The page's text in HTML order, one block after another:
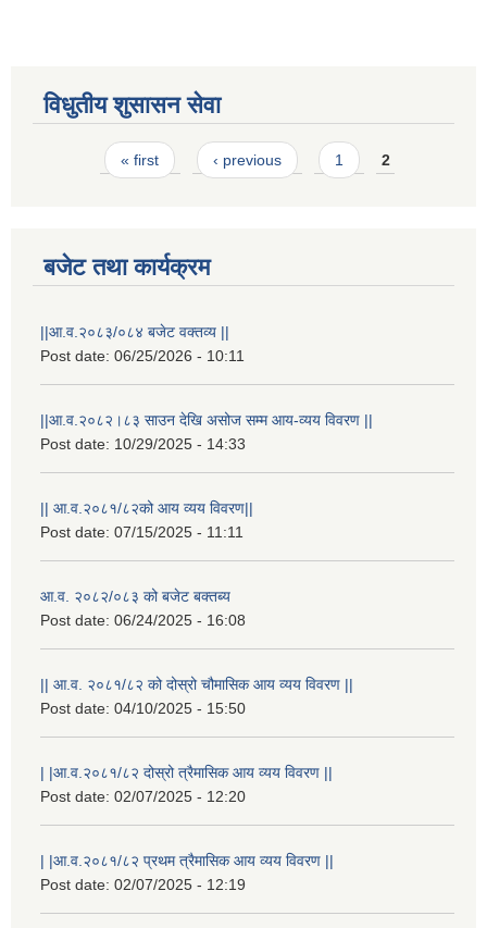
विधुतीय शुसासन सेवा
Pages« first ‹ previous 1 2
बजेट तथा कार्यक्रम
||आ.व.२०८३/०८४ बजेट वक्तव्य ||
Post date: 06/25/2026 - 10:11
||आ.व.२०८२।८३ साउन देखि असोज सम्म आय-व्यय विवरण ||
Post date: 10/29/2025 - 14:33
|| आ.व.२०८१/८२को आय व्यय विवरण||
Post date: 07/15/2025 - 11:11
आ.व. २०८२/०८३ को बजेट बक्तब्य
Post date: 06/24/2025 - 16:08
|| आ.व. २०८१/८२ को दोस्रो चौमासिक आय व्यय विवरण ||
Post date: 04/10/2025 - 15:50
| |आ.व.२०८१/८२ दोस्रो त्रैमासिक आय व्यय विवरण ||
Post date: 02/07/2025 - 12:20
| |आ.व.२०८१/८२ प्रथम त्रैमासिक आय व्यय विवरण ||
Post date: 02/07/2025 - 12:19